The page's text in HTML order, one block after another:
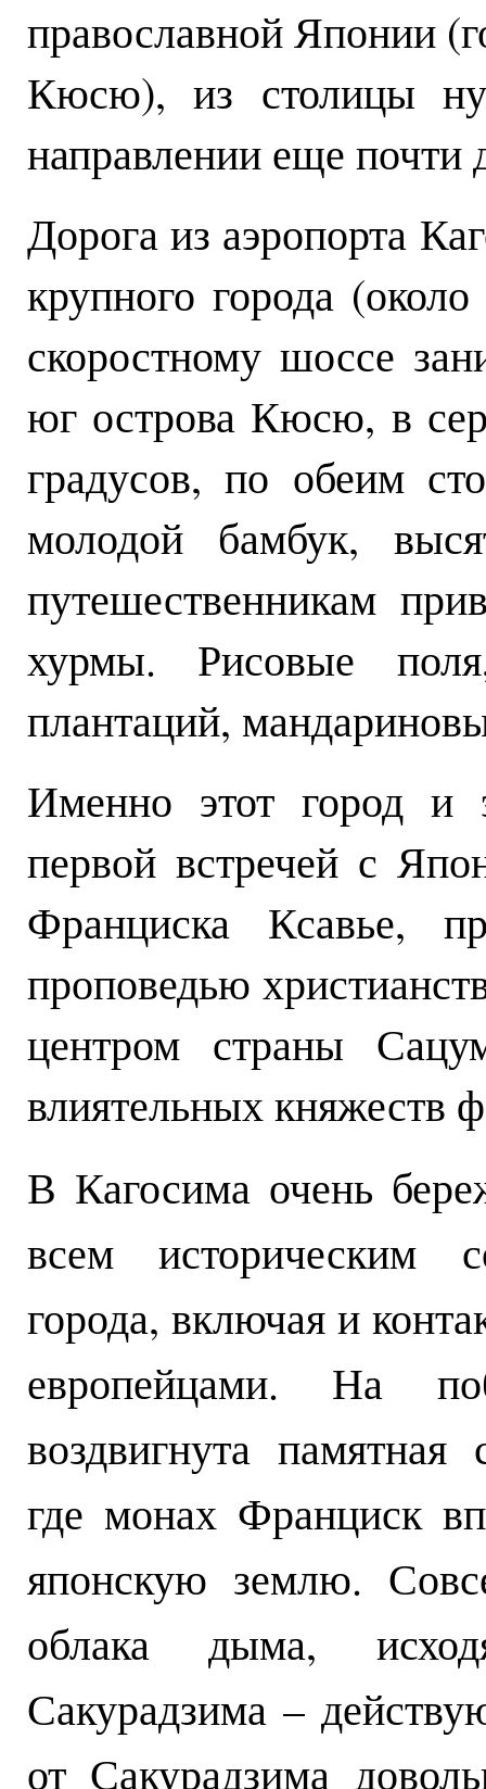
православной Японии
Кюсю), из столицы
направлении еще почти
Дорога из аэропорта
крупного города
скоростному шоссе
юг острова Кюсю, в
градусов, по обеим
молодой бамбук,
путешественникам
хурмы. Рисовые
плантаций,
Именно этот город и
первой встречей с
Франциска Ксавье,
проповедью
центром страны
влиятельных княжеств
В Кагосима очень
всем историческим
города, включая и
европейцами. На
воздвигнута
где монах Франциск
японскую землю.
облака дыма,
Сакурадзима –
от Сакурадзима